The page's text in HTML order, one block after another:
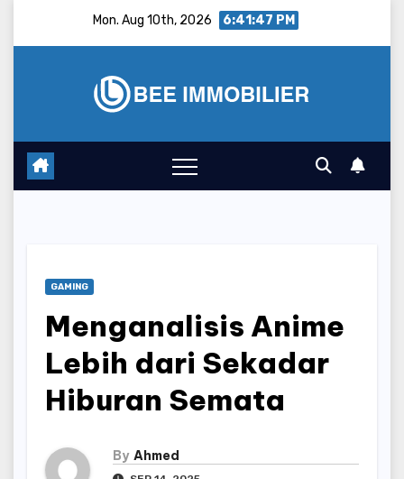
Mon. Aug 10th, 2026 6:41:48 PM
GAMING
Menganalisis Anime
Lebih dari Sekadar
Hiburan Semata
By Ahmed